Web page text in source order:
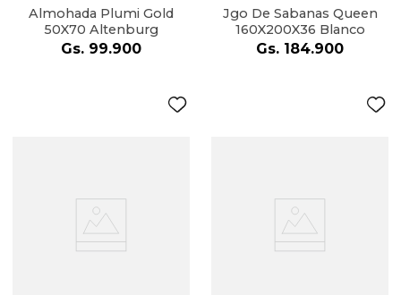
Almohada Plumi Gold
50X70 Altenburg
Gs. 99.900
Jgo De Sabanas Queen
160X200X36 Blanco
Gs. 184.900